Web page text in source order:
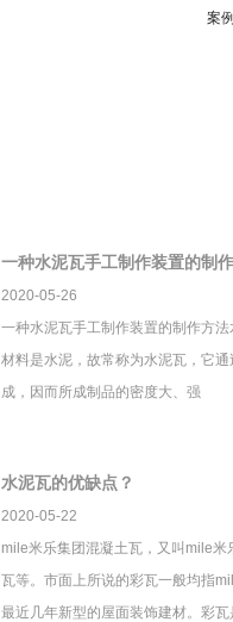
案
一种水泥瓦手工制作装置的制
2020-05-26
一种水泥瓦手工制作装置的制作方
材料是水泥，故常称为水泥瓦，它
成，因而所成制品的密度大、强
水泥瓦的优缺点？
2020-05-22
mile米乐集团混凝土瓦，又叫mile米
瓦等。市面上所说的彩瓦一般均指
最近几年新型的屋面装饰建材。彩